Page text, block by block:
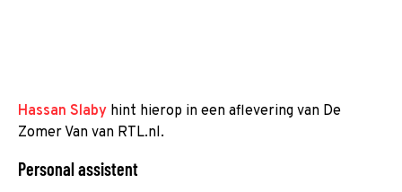
Hassan Slaby hint hierop in een aflevering van De
Zomer Van van RTL.nl.
Personal assistent